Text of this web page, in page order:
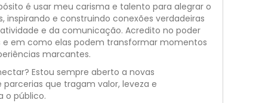
é usar meu carisma e talento para alegrar o
inspirando e construindo conexões verdadeiras
e da comunicação. Acredito no poder
e em como elas podem transformar momentos
marcantes.
Estou sempre aberto a novas
parcerias que tragam valor, leveza e
o público.